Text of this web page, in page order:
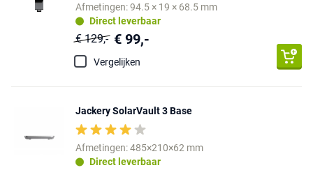
Afmetingen: 94.5 × 19 × 68.5 mm
Direct leverbaar
€ 129,- € 99,-
Vergelijken
Jackery SolarVault 3 Base
Afmetingen: 485×210×62 mm
Direct leverbaar